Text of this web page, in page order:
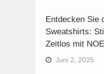
Entdecken Sie
Sweatshirts:
Zeitlos mit
Juni 2, 2025